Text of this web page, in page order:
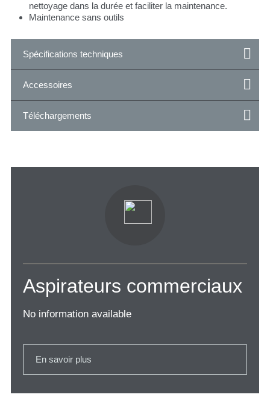
nettoyage dans la durée et faciliter la maintenance.
Maintenance sans outils
Spécifications techniques
Accessoires
Téléchargements
Aspirateurs commerciaux
No information available
En savoir plus